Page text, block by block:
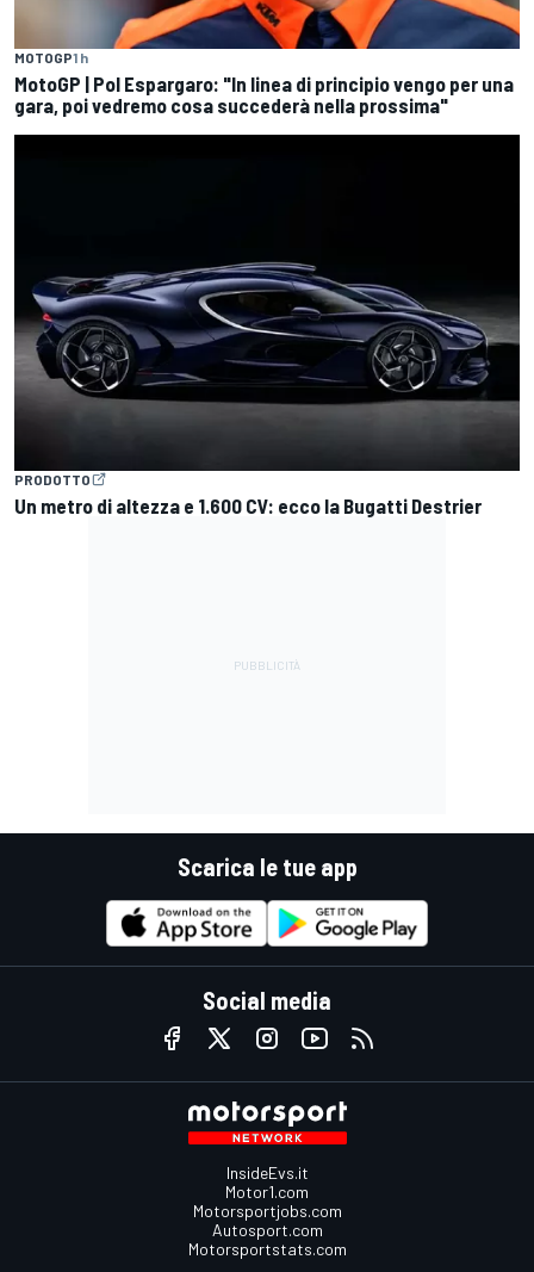
MOTOGP1 h
MotoGP | Pol Espargaro: "In linea di principio vengo per una
gara, poi vedremo cosa succederà nella prossima"
PRODOTTO
Un metro di altezza e 1.600 CV: ecco la Bugatti Destrier
Scarica le tue app
Social media
InsideEvs.it
Motor1.com
Motorsportjobs.com
Autosport.com
Motorsportstats.com